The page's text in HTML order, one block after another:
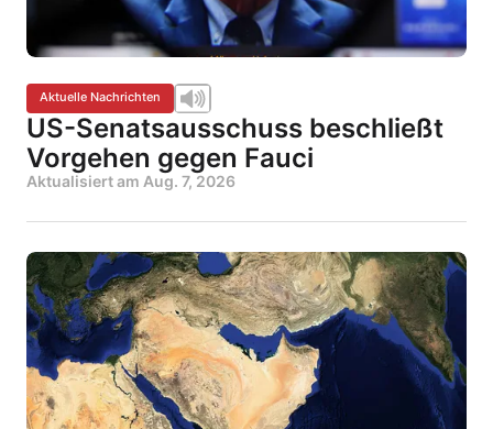
Aktuelle Nachrichten
US-Senatsausschuss beschließt
Vorgehen gegen Fauci
Aktualisiert am Aug. 7, 2026